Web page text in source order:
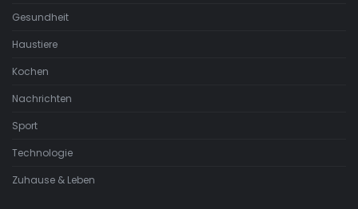
Gesundheit
Haustiere
Kochen
Nachrichten
Sport
Technologie
Zuhause & Leben